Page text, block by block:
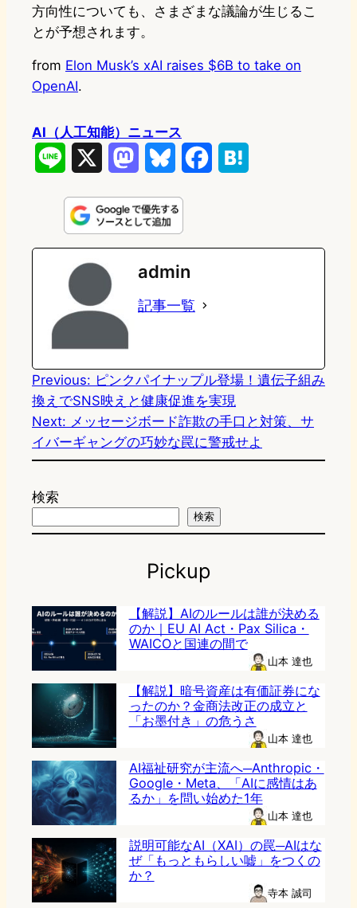
方向性についても、さまざまな議論が生じるこ
とが予想されます。
from Elon Musk’s xAI raises $6B to take on
OpenAI.
AI（人工知能）ニュース
n
e
s
t
o
d
n
u
e
s
k
e
k
e
admin
記事一覧
Previous: ピンクパイナップル登場！遺伝子組み
換えでSNS映えと健康促進を実現
Next: メッセージボード詐欺の手口と対策、サ
イバーギャングの巧妙な罠に警戒せよ
検索
検索
Pickup
【解説】AIのルールは誰が決める
のか｜EU AI Act・Pax Silica・
WAICOと国連の間で
山本 達也
【解説】暗号資産は有価証券にな
ったのか？金商法改正の成立と
「お墨付き」の危うさ
山本 達也
AI福祉研究が主流へ─Anthropic・
Google・Meta、「AIに感情はあ
るか」を問い始めた1年
山本 達也
説明可能なAI（XAI）の罠─AIはな
ぜ「もっともらしい嘘」をつくの
か？
寺本 誠司